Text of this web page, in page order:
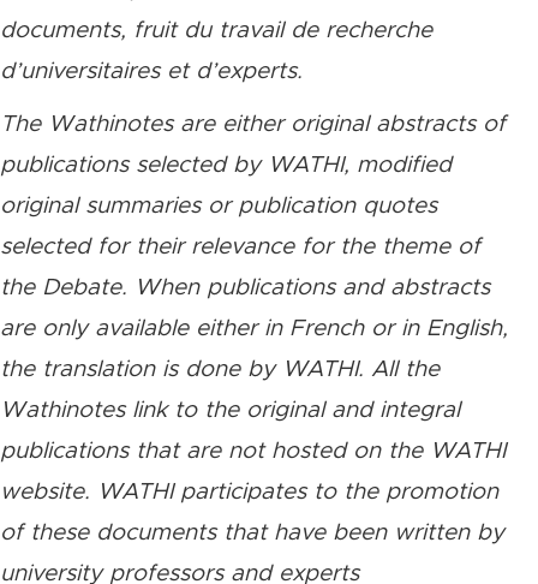
documents, fruit du travail de recherche
d’universitaires et d’experts.
The Wathinotes are either original abstracts of
publications selected by WATHI, modified
original summaries or publication quotes
selected for their relevance for the theme of
the Debate. When publications and abstracts
are only available either in French or in English,
the translation is done by WATHI. All the
Wathinotes link to the original and integral
publications that are not hosted on the WATHI
website. WATHI participates to the promotion
of these documents that have been written by
university professors and experts